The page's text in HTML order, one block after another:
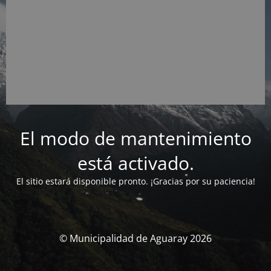
El modo de mantenimiento
está activado.
El sitio estará disponible pronto. ¡Gracias por su paciencia!
© Municipalidad de Aguaray 2026